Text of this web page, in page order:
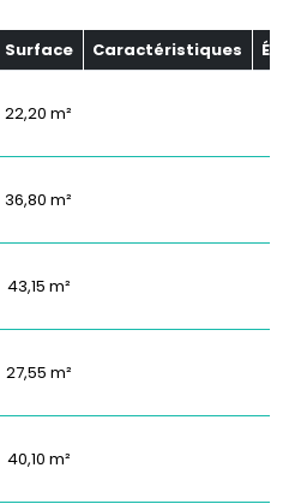
Surface Caractéristiques
22,20 m²
36,80 m²
43,15 m²
27,55 m²
40,10 m²